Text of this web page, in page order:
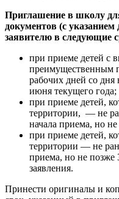
Приглашение в школу
документов (с
заявителю в следующие
при приеме детей с
преимущественным
рабочих дней со дня
июня текущего года;
при приеме детей,
территории, — не
начала приема, но
при приеме детей,
территории — не
приема, но не позже
заявления.
Принести оригиналы и